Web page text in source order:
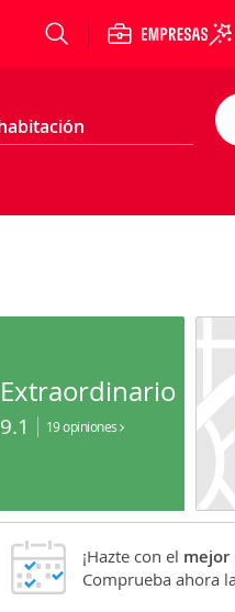
Extraordinario
9.1 19 opiniones
¡Hazte con el mejor
Comprueba ahora